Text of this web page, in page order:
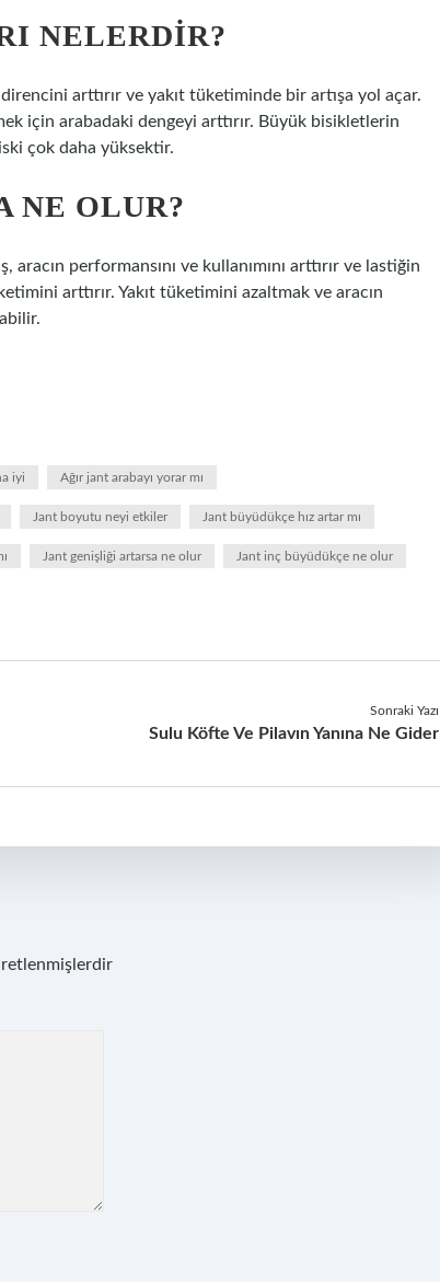
NELERDIR?
arttırır ve yakıt tüketiminde bir artışa yol açar.
için arabadaki dengeyi arttırır. Büyük bisikletlerin
çok daha yüksektir.
NE OLUR?
performansını ve kullanımını arttırır ve lastiğin
arttırır. Yakıt tüketimini azaltmak ve aracın
iyi Ağır jant arabayı yorar mı
Jant boyutu neyi etkiler Jant büyüdükçe hız artar mı
Jant genişliği artarsa ne olur Jant inç büyüdükçe ne olur
Sonraki Yazı
Sulu Köfte Ve Pilavın Yanına Ne Gider